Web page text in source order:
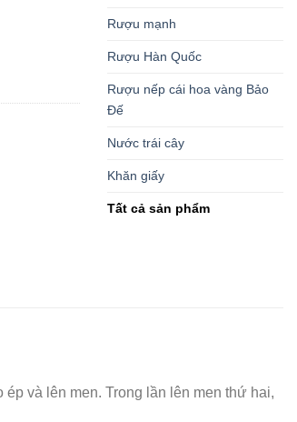
Rượu mạnh
Rượu Hàn Quốc
Rượu nếp cái hoa vàng Bảo
Đế
Nước trái cây
Khăn giấy
Tất cả sản phẩm
và lên men. Trong lần lên men thứ hai,